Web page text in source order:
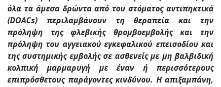
όλα τα άμεσα δρώντα από του στόματος αντιπηκτικά
(DOACs) περιλαμβάνουν τη θεραπεία και την
πρόληψη της φλεβικής θρομβοεμβολής και την
πρόληψη του αγγειακού εγκεφαλικού επεισοδίου και
της συστημικής εμβολής σε ασθενείς με μη βαλβιδική
κολπική μαρμαρυγή με έναν ή περισσότερους
επιπρόσθετους παράγοντες κινδύνου. Η απιξαμπάνη,